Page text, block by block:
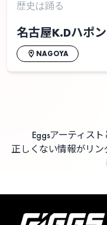
歴史は踊る
名古屋K.Dハポン
NAGOYA
Eggsアーティス
正しくない情報がリ